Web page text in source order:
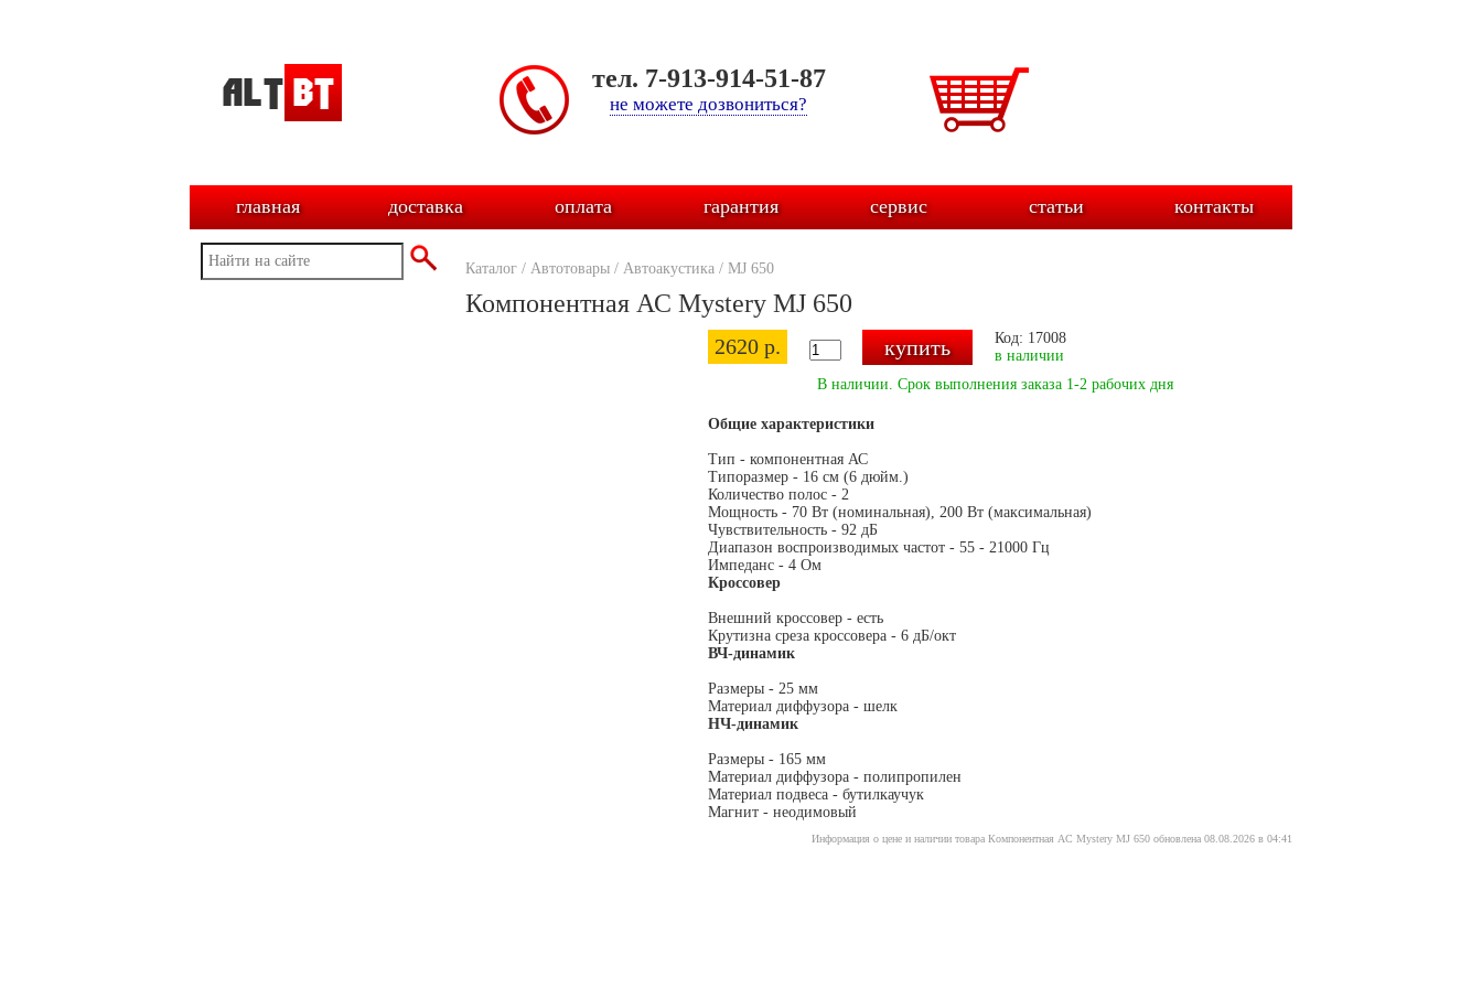
тел. 7-913-914-51-87
не можете дозвониться?
главная доставка оплата гарантия сервис статьи контакты
Каталог / Автотовары / Автоакустика / MJ 650
Компонентная АС Mystery MJ 650
2620 р.
Код: 17008
в наличии
В наличии. Срок выполнения заказа 1-2 рабочих дня
Общие характеристики
Тип - компонентная АС
Типоразмер - 16 см (6 дюйм.)
Количество полос - 2
Мощность - 70 Вт (номинальная), 200 Вт (максимальная)
Чувствительность - 92 дБ
Диапазон воспроизводимых частот - 55 - 21000 Гц
Импеданс - 4 Ом
Кроссовер
Внешний кроссовер - есть
Крутизна среза кроссовера - 6 дБ/окт
ВЧ-динамик
Размеры - 25 мм
Материал диффузора - шелк
НЧ-динамик
Размеры - 165 мм
Материал диффузора - полипропилен
Материал подвеса - бутилкаучук
Магнит - неодимовый
Информация о цене и наличии товара Компонентная АС Mystery MJ 650 обновлена 08.08.2026 в 04:41